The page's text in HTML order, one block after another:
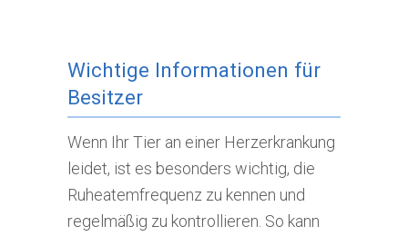
Wichtige Informationen für
Besitzer
Wenn Ihr Tier an einer Herzerkrankung
leidet, ist es besonders wichtig, die
Ruheatemfrequenz zu kennen und
regelmäßig zu kontrollieren. So kann